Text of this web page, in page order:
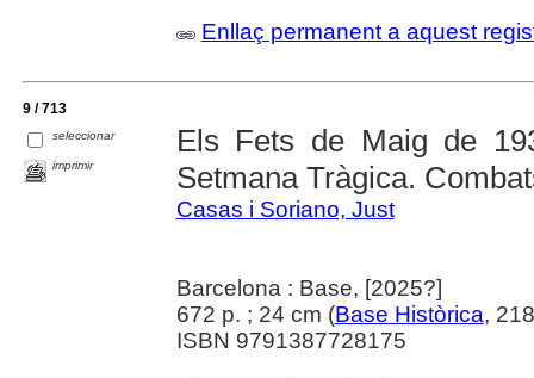
Enllaç permanent a aquest
9 / 713
seleccionar
imprimir
Els Fets de Maig de
Setmana Tràgica.
Casas i Soriano, Just
Barcelona : Base, [2025?]
672 p. ; 24 cm (Base Històrica,
ISBN 9791387728175